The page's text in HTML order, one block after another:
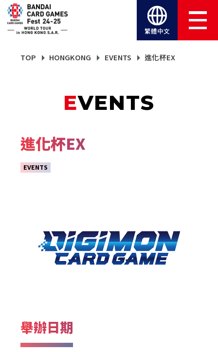
繁體中文
TOP HONGKONG EVENTS 進化杯EX
EVENTS
進化杯EX
EVENTS
舉辦日期